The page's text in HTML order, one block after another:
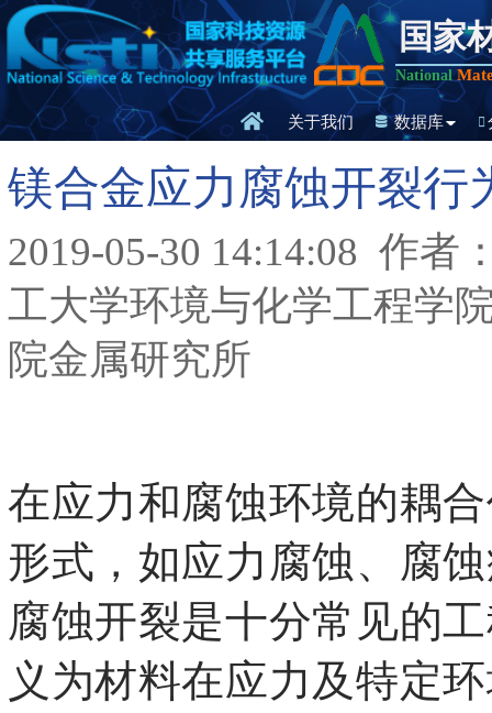
国家
National
关于我们 数据库
镁合金应力腐蚀开裂行
2019-05-30 14:14:08 作者
工大学环境与化学工程学
院金属研究所
在应力和腐蚀环境的耦
形式，如应力腐蚀、腐
腐蚀开裂是十分常见的
义为材料在应力及特定